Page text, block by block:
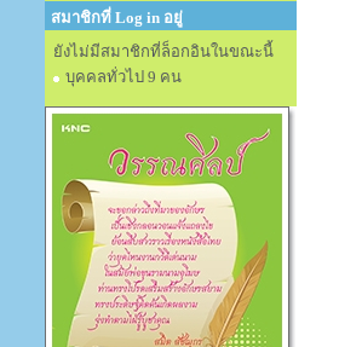
สมาชิกที่ Log in อยู่
ยังไม่มีสมาชิกที่ล็อกอินในขณะนี้
บุคคลทั่วไป 9 คน